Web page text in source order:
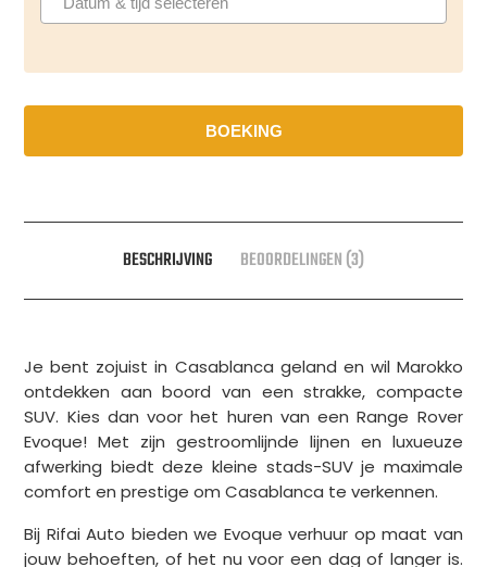
BOEKING
BESCHRIJVING BEOORDELINGEN (3)
Je bent zojuist in Casablanca geland en wil Marokko
ontdekken aan boord van een strakke, compacte
SUV. Kies dan voor het huren van een Range Rover
Evoque! Met zijn gestroomlijnde lijnen en luxueuze
afwerking biedt deze kleine stads-SUV je maximale
comfort en prestige om Casablanca te verkennen.
Bij Rifai Auto bieden we Evoque verhuur op maat van
jouw behoeften, of het nu voor een dag of langer is.